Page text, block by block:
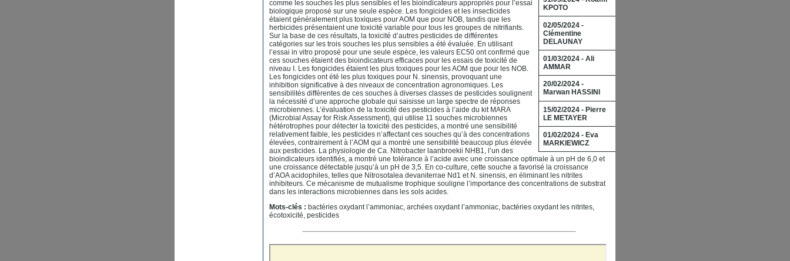
KPOTO
02/05/2024 -
Clémentine
DELAUNAY
01/03/2024 - Ali
AMMAR
20/02/2024 -
Marwan HASSINI
15/02/2024 - Pierre
LE METAYER
01/02/2024 - Eva
MARKIEWICZ
comme les souches les plus sensibles et les bioindicateurs appropriés pour l’essai
biologique proposé sur une seule espèce. Les fongicides et les insecticides
étaient généralement plus toxiques pour AOM que pour NOB, tandis que les
herbicides présentaient une toxicité variable pour tous les groupes de nitrifiants.
Sur la base de ces résultats, la toxicité d’autres pesticides de différentes
catégories sur les trois souches les plus sensibles a été évaluée. En utilisant
l’essai in vitro proposé pour une seule espèce, les valeurs EC50 ont confirmé que
ces souches étaient des bioindicateurs efficaces pour les essais de toxicité de
niveau I. Les fongicides étaient les plus toxiques pour les AOM que pour les NOB.
Les fongicides ont été les plus toxiques pour N. sinensis, provoquant une
inhibition significative à des niveaux de concentration agronomiques. Les
sensibilités différentes de ces souches à diverses classes de pesticides soulignent
la nécessité d’une approche globale qui saisisse un large spectre de réponses
microbiennes. L’évaluation de la toxicité des pesticides à l’aide du kit MARA
(Microbial Assay for Risk Assessment), qui utilise 11 souches microbiennes
hétérotrophes pour détecter la toxicité des pesticides, a montré une sensibilité
relativement faible, les pesticides n’affectant ces souches qu’à des concentrations
élevées, contrairement à l’AOM qui a montré une sensibilité beaucoup plus élevée
aux pesticides. La physiologie de Ca. Nitrobacter laanbroekii NHB1, l’un des
bioindicateurs identifiés, a montré une tolérance à l’acide avec une croissance optimale à un pH de 6,0 et
une croissance détectable jusqu’à un pH de 3,5. En co-culture, cette souche a favorisé la croissance
d’AOA acidophiles, telles que Nitrosotalea devaniterrae Nd1 et N. sinensis, en éliminant les nitrites
inhibiteurs. Ce mécanisme de mutualisme trophique souligne l’importance des concentrations de substrat
dans les interactions microbiennes dans les sols acides.
Mots-clés : bactéries oxydant l’ammoniac, archées oxydant l’ammoniac, bactéries oxydant les nitrites,
écotoxicité, pesticides